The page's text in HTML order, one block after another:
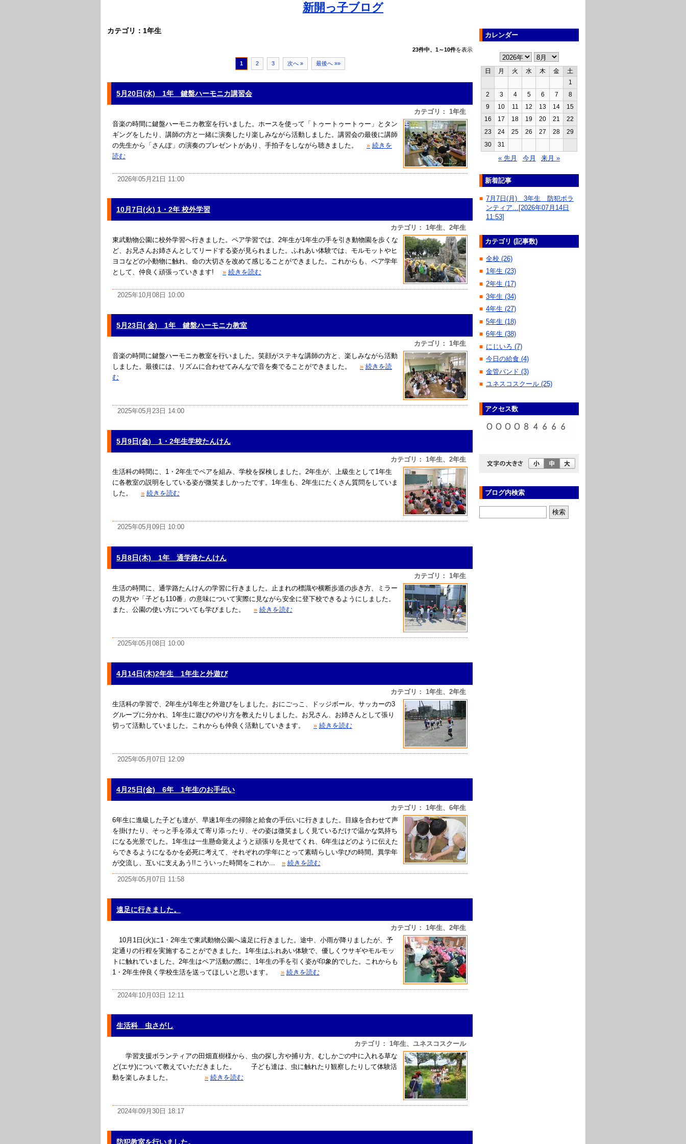
新開っ子ブログ
カテゴリ：1年生
23件中、1～10件を表示
1 2 3 次へ » 最後へ »»
5月20日(水) 1年 鍵盤ハーモニカ講習会
カテゴリ： 1年生
音楽の時間に鍵盤ハーモニカ教室を行いました。ホースを使って「トゥートゥートゥー」とタン
ギングをしたり、講師の方と一緒に演奏したり楽しみながら活動しました。講習会の最後に講師
の先生から「さんぽ」の演奏のプレゼントがあり、手拍子をしながら聴きました。
» 続きを
読む
2026年05月21日 11:00
10月7日(火) 1・2年 校外学習
カテゴリ： 1年生、2年生
東武動物公園に校外学習へ行きました。ペア学習では、2年生が1年生の手を引き動物園を歩くな
ど、お兄さんお姉さんとしてリードする姿が見られました。ふれあい体験では、モルモットやヒ
ヨコなどの小動物に触れ、命の大切さを改めて感じることができました。これからも、ペア学年
として、仲良く頑張っていきます!
» 続きを読む
2025年10月08日 10:00
5月23日( 金) 1年 鍵盤ハーモニカ教室
カテゴリ： 1年生
音楽の時間に鍵盤ハーモニカ教室を行いました。笑顔がステキな講師の方と、楽しみながら活動
しました。最後には、リズムに合わせてみんなで音を奏でることができました。
» 続きを読
む
2025年05月23日 14:00
5月9日(金) 1・2年生学校たんけん
カテゴリ： 1年生、2年生
生活科の時間に、1・2年生でペアを組み、学校を探検しました。2年生が、上級生として1年生
に各教室の説明をしている姿が微笑ましかったです。1年生も、2年生にたくさん質問をしていま
した。
» 続きを読む
2025年05月09日 10:00
5月8日(木) 1年 通学路たんけん
カテゴリ： 1年生
生活の時間に、通学路たんけんの学習に行きました。止まれの標識や横断歩道の歩き方、ミラー
の見方や「子ども110番」の意味について実際に見ながら安全に登下校できるようにしました。
また、公園の使い方についても学びました。
» 続きを読む
2025年05月08日 10:00
4月14日(木)2年生 1年生と外遊び
カテゴリ： 1年生、2年生
生活科の学習で、2年生が1年生と外遊びをしました。おにごっこ、ドッジボール、サッカーの3
グループに分かれ、1年生に遊びのやり方を教えたりしました。お兄さん、お姉さんとして張り
切って活動していました。これからも仲良く活動していきます。
» 続きを読む
2025年05月07日 12:09
4月25日(金) 6年 1年生のお手伝い
カテゴリ： 1年生、6年生
6年生に進級した子ども達が、早速1年生の掃除と給食の手伝いに行きました。目線を合わせて声
を掛けたり、そっと手を添えて寄り添ったり、その姿は微笑ましく見ているだけで温かな気持ち
になる光景でした。1年生は一生懸命覚えようと頑張りを見せてくれ、6年生はどのように伝えた
らできるようになるかを必死に考えて、それぞれの学年にとって素晴らしい学びの時間。異学年
が交流し、互いに支えあう!!こういった時間をこれか...
» 続きを読む
2025年05月07日 11:58
遠足に行きました。
カテゴリ： 1年生、2年生
10月1日(火)に1・2年生で東武動物公園へ遠足に行きました。途中、小雨が降りましたが、予
定通りの行程を実施することができました。1年生はふれあい体験で、優しくウサギやモルモッ
トに触れていました。2年生はペア活動の際に、1年生の手を引く姿が印象的でした。これからも
1・2年生仲良く学校生活を送ってほしいと思います。
» 続きを読む
2024年10月03日 12:11
生活科 虫さがし
カテゴリ： 1年生、ユネスコスクール
学習支援ボランティアの田畑直樹様から、虫の探し方や捕り方、むしかごの中に入れる草な
ど(エサ)について教えていただきました。 子ども達は、虫に触れたり観察したりして体験活
動を楽しみました。
» 続きを読む
2024年09月30日 18:17
防犯教室を行いました。
カレンダー
日 月 火 水 木 金
土
1
2
3 4 5 6 7
8
9
10 11 12 13 14
15
16
17 18 19 20 21
22
23
24 25 26 27 28
29
30
31
« 先月 今月 来月 »
新着記事
■ 7月7日(月) 3年生 防犯ボラ
ンティア...[2026年07月14日
11:53]
カテゴリ (記事数)
■ 全校 (26)
■ 1年生 (23)
■ 2年生 (17)
■ 3年生 (34)
■ 4年生 (27)
■ 5年生 (18)
■ 6年生 (38)
■ にじいろ (7)
■ 今日の給食 (4)
■ 金管バンド (3)
■ ユネスコスクール (25)
アクセス数
ブログ内検索